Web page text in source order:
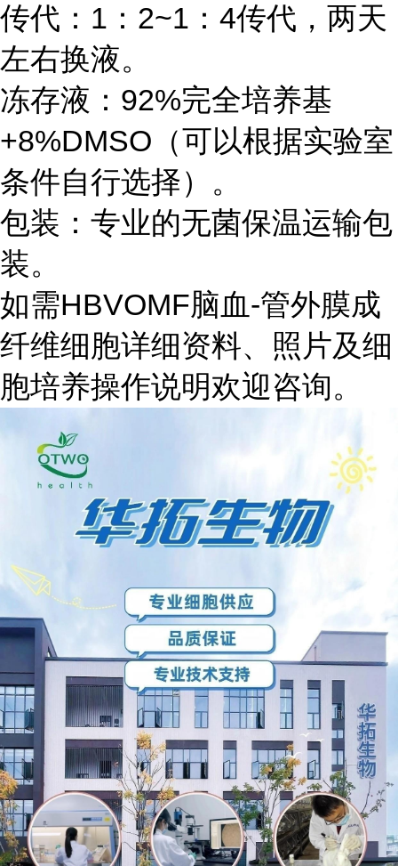
传代：1：2~1：4传代，两天
左右换液。
冻存液：92%完全培养基
+8%DMSO（可以根据实验室
条件自行选择）。
包装：专业的无菌保温运输包
装。
如需HBVOMF脑血-管外膜成
纤维细胞详细资料、照片及细
胞培养操作说明欢迎咨询。